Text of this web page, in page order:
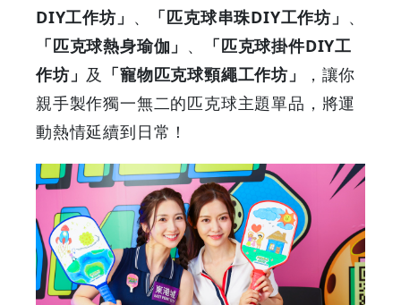
DIY工作坊」 、 「匹克球串珠DIY工作坊」 、
「匹克球熱身瑜伽」 、
「匹克球掛件DIY工
作坊」 及 「寵物匹克球頸繩工作坊」
，讓你
親手製作獨一無二的匹克球主題單品，將運
動熱情延續到日常！